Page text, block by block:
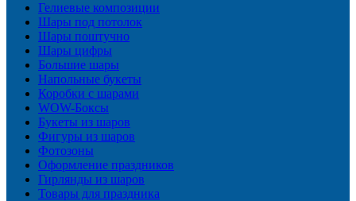
Гелиевые композиции
Шары под потолок
Шары поштучно
Шары цифры
Большие шары
Напольные букеты
Коробки с шарами
WOW-Боксы
Букеты из шаров
Фигуры из шаров
Фотозоны
Оформление праздников
Гирлянды из шаров
Товары для праздника